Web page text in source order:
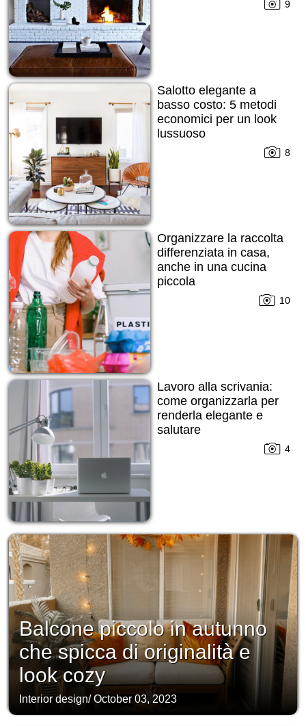
9
Salotto elegante a
basso costo: 5 metodi
economici per un look
lussuoso
8
Organizzare la raccolta
differenziata in casa,
anche in una cucina
piccola
10
Lavoro alla scrivania:
come organizzarla per
renderla elegante e
salutare
4
Balcone piccolo in autunno
che spicca di originalità e
look cozy
Interior design/October 03, 2023